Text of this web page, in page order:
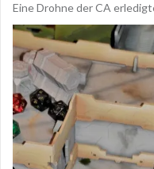
Eine Drohne der CA